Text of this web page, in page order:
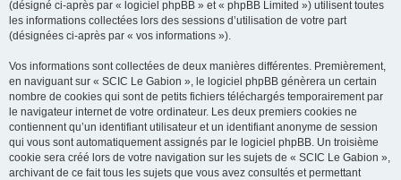
(désigné ci-après par « logiciel phpBB » et « phpBB Limited ») utilisent toutes
les informations collectées lors des sessions d’utilisation de votre part
(désignées ci-après par « vos informations »).
Vos informations sont collectées de deux manières différentes. Premièrement,
en naviguant sur « SCIC Le Gabion », le logiciel phpBB génèrera un certain
nombre de cookies qui sont de petits fichiers téléchargés temporairement par
le navigateur internet de votre ordinateur. Les deux premiers cookies ne
contiennent qu’un identifiant utilisateur et un identifiant anonyme de session
qui vous sont automatiquement assignés par le logiciel phpBB. Un troisième
cookie sera créé lors de votre navigation sur les sujets de « SCIC Le Gabion »,
archivant de ce fait tous les sujets que vous avez consultés et permettant